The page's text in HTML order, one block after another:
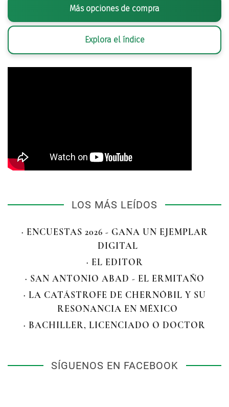
Más opciones de compra
Explora el índice
LOS MÁS LEÍDOS
· ENCUESTAS 2026 - GANA UN EJEMPLAR
DIGITAL
· EL EDITOR
· SAN ANTONIO ABAD - EL ERMITAÑO
· LA CATÁSTROFE DE CHERNÓBIL Y SU
RESONANCIA EN MÉXICO
· BACHILLER, LICENCIADO O DOCTOR
SÍGUENOS EN FACEBOOK